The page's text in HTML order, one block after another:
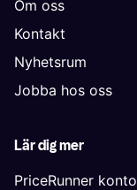
Om oss
Kontakt
Nyhetsrum
Jobba hos oss
Lär dig mer
PriceRunner konto